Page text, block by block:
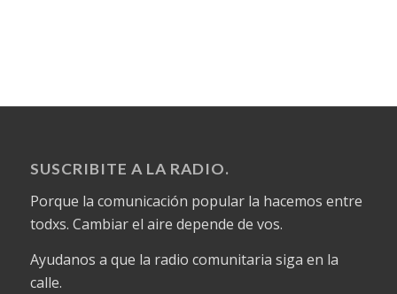
SUSCRIBITE A LA RADIO.
Porque la comunicación popular la hacemos entre
todxs. Cambiar el aire depende de vos.
Ayudanos a que la radio comunitaria siga en la
calle.